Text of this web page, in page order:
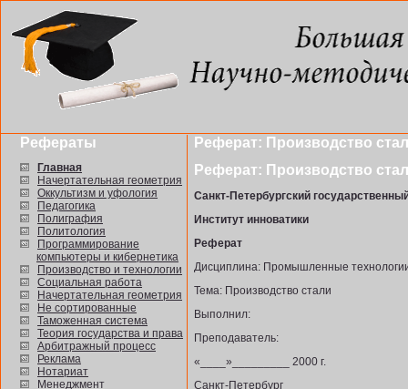
Рефераты
Главная
Начертательная геометрия
Оккультизм и уфология
Педагогика
Полиграфия
Политология
Программирование
компьютеры и кибернетика
Производство и технологии
Социальная работа
Начертательная геометрия
Не сортированные
Таможенная система
Теория государства и права
Арбитражный процесс
Реклама
Нотариат
Менеджмент
Реферат: Производство
Реферат: Производство
Санкт-Петербургский
Институт инноватики
Реферат
Дисциплина: Промышленные
Тема: Производство стали
Выполнил:
Преподаватель:
«____»_________ 2000 г.
Санкт-Петербург